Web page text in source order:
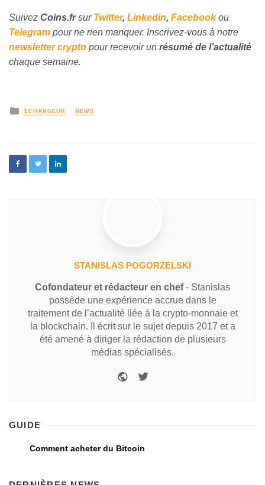
Suivez Coins.frsur Twitter, Linkedin, Facebookou
Telegram pour ne rien manquer. Inscrivez-vous à notre
newsletter crypto pour recevoir un résumé de l’actualité
chaque semaine.
ECHANGEUR NEWS
STANISLAS POGORZELSKI
Cofondateur et rédacteur en chef- Stanislas
possède une expérience accrue dans le
traitement de l’actualité liée à la crypto-monnaie et
la blockchain. Il écrit sur le sujet depuis 2017 et a
été amené à diriger la rédaction de plusieurs
médias spécialisés.
GUIDE
Comment acheter du Bitcoin